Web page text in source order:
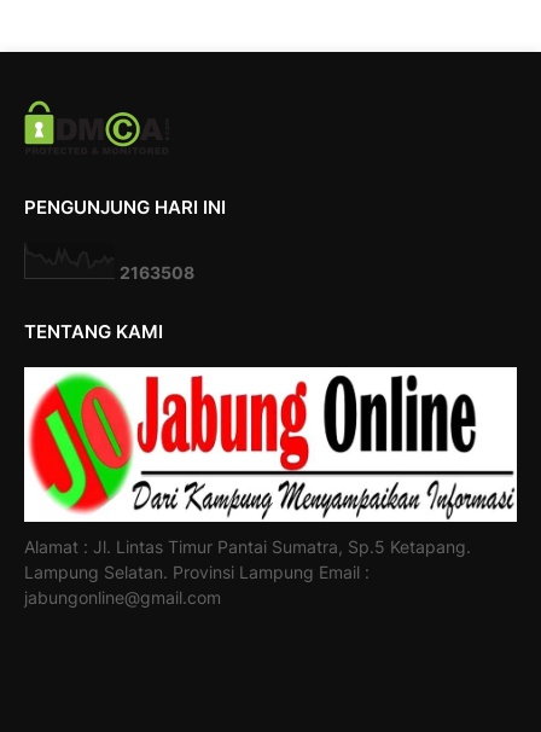
PENGUNJUNG HARI INI
2163508
TENTANG KAMI
Alamat : Jl. Lintas Timur Pantai Sumatra, Sp.5 Ketapang.
Lampung Selatan. Provinsi Lampung Email :
jabungonline@gmail.com